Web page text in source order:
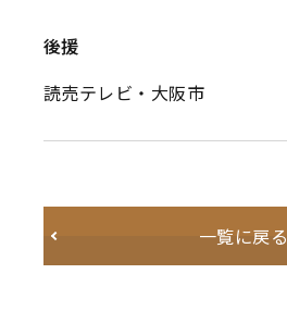
後援
読売テレビ・大阪市
一覧に戻る